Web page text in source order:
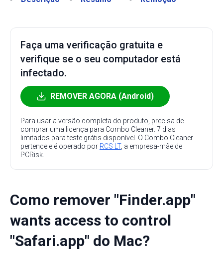
Faça uma verificação gratuita e
verifique se o seu computador está
infectado.
REMOVER AGORA (Android)
Para usar a versão completa do produto, precisa de
comprar uma licença para Combo Cleaner. 7 dias
limitados para teste grátis disponível. O Combo Cleaner
pertence e é operado por RCS LT, a empresa-mãe de
PCRisk.
Como remover "Finder.app"
wants access to control
"Safari.app" do Mac?